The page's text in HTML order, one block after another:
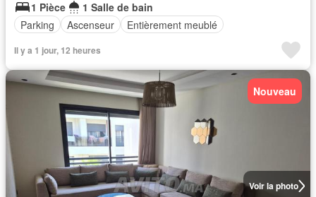
1 Pièce
1 Salle de bain
Parking
Ascenseur Entièrement meublé
Il y a 1 jour, 12 heures
Voir la photo
Nouveau